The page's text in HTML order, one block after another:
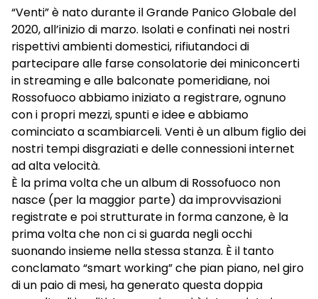
“Venti” è nato durante il Grande Panico Globale del
2020, all’inizio di marzo. Isolati e confinati nei nostri
rispettivi ambienti domestici, rifiutandoci di
partecipare alle farse consolatorie dei miniconcerti
in streaming e alle balconate pomeridiane, noi
Rossofuoco abbiamo iniziato a registrare, ognuno
con i propri mezzi, spunti e idee e abbiamo
cominciato a scambiarceli. Venti è un album figlio dei
nostri tempi disgraziati e delle connessioni internet
ad alta velocità.
È la prima volta che un album di Rossofuoco non
nasce (per la maggior parte) da improvvisazioni
registrate e poi strutturate in forma canzone, è la
prima volta che non ci si guarda negli occhi
suonando insieme nella stessa stanza. È il tanto
conclamato “smart working” che pian piano, nel giro
di un paio di mesi, ha generato questa doppia